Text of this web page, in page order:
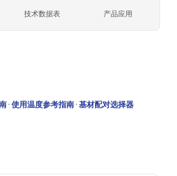
技术数据表 产品应用
·使用温度参考指南·基材配对选择器